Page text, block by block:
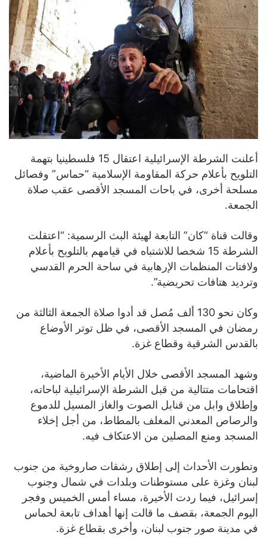
أعلنت الشرطة الإسرائيلية اعتقال 15 فلسطينيا بتهمة
التلويح بأعلام حركة المقاومة الإسلامية “حماس” وفصائل
مسلحة أخرى، في باحات المسجد الأقصى عقب صلاة
الجمعة.
وقالت قناة “كان” التابعة لهيئة البث الرسمية: “اعتقلت
الشرطة 15 شخصا للاشتباه في قيامهم بالتلويح بأعلام
ولافتات المنظمات الإرهابية في ساحة الحرم القدسي
وترديد هتافات تحريضية”.
وكان نحو 130 ألف مُصل قد أدوا صلاة الجمعة الثالثة من
رمضان في المسجد الأقصى، في ظل توتر الأوضاع
بالقدس الشرقية وقطاع غزة.
وشهد المسجد الأقصى خلال الأيام الأخيرة الماضية،
اقتحامات متتالية من قبل الشرطة الإسرائيلية لباحاته،
وإطلاق وابل من قنابل الصوت والغاز المسيل للدموع
والرصاص المعدني المغلف بالمطاط، من أجل إخلاء
المسجد ومنع المصلين من الاعتكاف فيه.
وتطورت الأحداث إلى إطلاق رشقات صاروخية من جنوب
لبنان وغزة على مستوطنات وبلدات في شمال وجنوب
إسرائيل، فيما ردت الأخيرة، مساء أمس الخميس وفجر
اليوم الجمعة، بقصف ما قالت إنها أهداف تابعة لحماس
في مدينة صور جنوب لبنان، وأخرى بقطاع غزة.